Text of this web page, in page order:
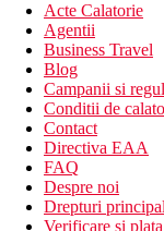
dormitor
dotate
Junior suita
cca 36 m2
living si
intrare
16 ani
halat de
aparat de
Acte Calatorie
Agentii
Business Travel
Blog
Campanii si
Conditii de
Contact
Directiva EAA
FAQ
Despre noi
Drepturi
Verificare si